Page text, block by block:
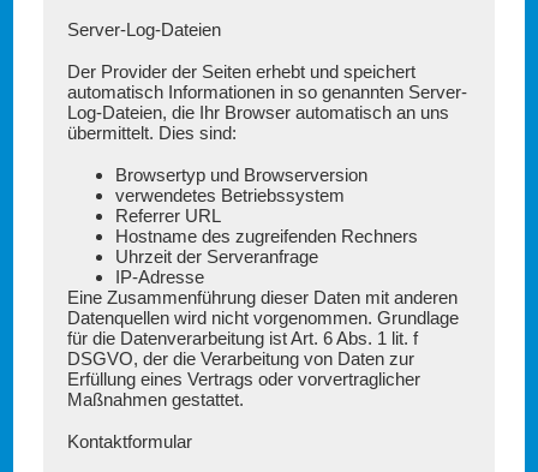
Server-Log-Dateien
Der Provider der Seiten erhebt und speichert
automatisch Informationen in so genannten Server-
Log-Dateien, die Ihr Browser automatisch an uns
übermittelt. Dies sind:
Browsertyp und Browserversion
verwendetes Betriebssystem
Referrer URL
Hostname des zugreifenden Rechners
Uhrzeit der Serveranfrage
IP-Adresse
Eine Zusammenführung dieser Daten mit anderen
Datenquellen wird nicht vorgenommen. Grundlage
für die Datenverarbeitung ist Art. 6 Abs. 1 lit. f
DSGVO, der die Verarbeitung von Daten zur
Erfüllung eines Vertrags oder vorvertraglicher
Maßnahmen gestattet.
Kontaktformular